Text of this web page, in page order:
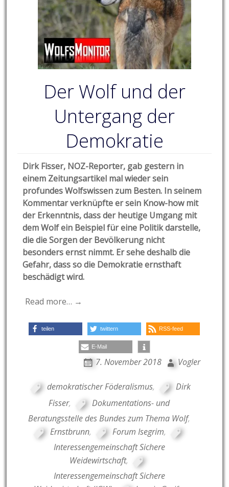
Der Wolf und der
Untergang der
Demokratie
Dirk Fisser, NOZ-Reporter, gab gestern in
einem Zeitungsartikel mal wieder sein
profundes Wolfswissen zum Besten. In seinem
Kommentar verknüpfte er sein Know-how mit
der Erkenntnis, dass der heutige Umgang mit
dem Wolf ein Beispiel für eine Politik darstelle,
die die Sorgen der Bevölkerung nicht
besonders ernst nimmt. Er sehe deshalb die
Gefahr, dass so die Demokratie ernsthaft
beschädigt wird.
Read more… →
teilen twittern RSS-feed
E-Mail
7. November 2018 Vogler
demokratischer Föderalismus,
Dirk
Fisser,
Dokumentations- und
Beratungsstelle des Bundes zum Thema Wolf,
Ernstbrunn, Forum Isegrim,
Interessengemeinschaft Sichere
Weidewirtschaft,
Interessengemeinschaft Sichere